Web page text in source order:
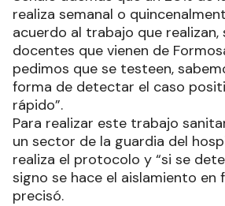
realiza semanal o
acuerdo al trabajo que
docentes que vienen de
pedimos que se testeen,
forma de detectar el caso
rápido”.
Para realizar este trabajo
un sector de la guardia del
realiza el protocolo y “si se
signo se hace el aislamiento en
precisó.